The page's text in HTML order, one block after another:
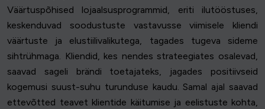
Väärtuspõhised lojaalsusprogrammid, eriti ilutööstuses,
keskenduvad soodustuste vastavusse viimisele kliendi
väärtuste ja elustiilivalikutega, tagades tugeva sideme
sihtrühmaga. Kliendid, kes nendes strateegiates osalevad,
saavad sageli brändi toetajateks, jagades positiivseid
kogemusi suust-suhu turunduse kaudu. Samal ajal saavad
ettevõtted teavet klientide käitumise ja eelistuste kohta,